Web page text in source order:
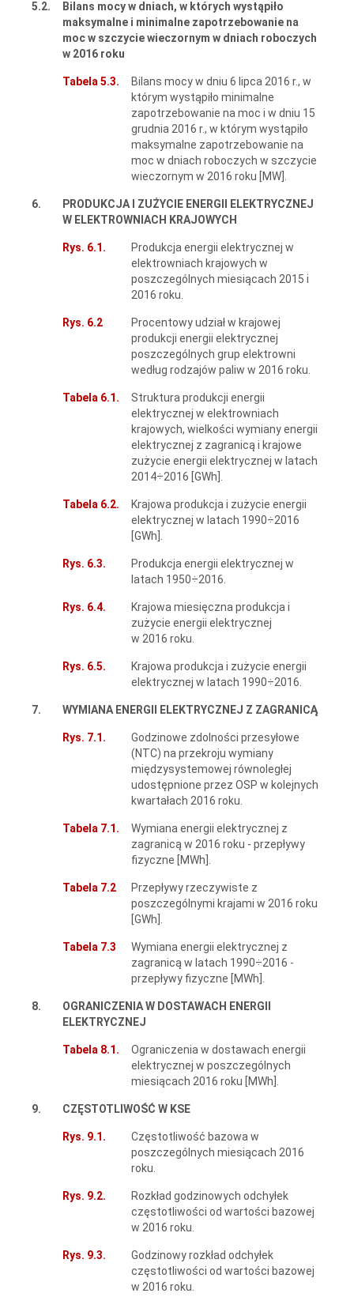
5.2.
Bilans mocy w dniach, w których wystąpiło
maksymalne i minimalne zapotrzebowanie na
moc w szczycie wieczornym w dniach roboczych
w 2016 roku
Tabela 5.3.
Bilans mocy w dniu 6 lipca 2016 r., w
którym wystąpiło minimalne
zapotrzebowanie na moc i w dniu 15
grudnia 2016 r., w którym wystąpiło
maksymalne zapotrzebowanie na
moc w dniach roboczych w szczycie
wieczornym w 2016 roku [MW].
6.
PRODUKCJA I ZUŻYCIE ENERGII ELEKTRYCZNEJ
W ELEKTROWNIACH KRAJOWYCH
Rys. 6.1.
Produkcja energii elektrycznej w
elektrowniach krajowych w
poszczególnych miesiącach 2015 i
2016 roku.
Rys. 6.2
Procentowy udział w krajowej
produkcji energii elektrycznej
poszczególnych grup elektrowni
według rodzajów paliw w 2016 roku.
Tabela 6.1.
Struktura produkcji energii
elektrycznej w elektrowniach
krajowych, wielkości wymiany energii
elektrycznej z zagranicą i krajowe
zużycie energii elektrycznej w latach
2014÷2016 [GWh].
Tabela 6.2.
Krajowa produkcja i zużycie energii
elektrycznej w latach 1990÷2016
[GWh].
Rys. 6.3.
Produkcja energii elektrycznej w
latach 1950÷2016.
Rys. 6.4.
Krajowa miesięczna produkcja i
zużycie energii elektrycznej
w 2016 roku.
Rys. 6.5.
Krajowa produkcja i zużycie energii
elektrycznej w latach 1990÷2016.
7. WYMIANA ENERGII ELEKTRYCZNEJ Z ZAGRANICĄ
Rys. 7.1.
Godzinowe zdolności przesyłowe
(NTC) na przekroju wymiany
międzysystemowej równoległej
udostępnione przez OSP w kolejnych
kwartałach 2016 roku.
Tabela 7.1.
Wymiana energii elektrycznej z
zagranicą w 2016 roku - przepływy
fizyczne [MWh].
Tabela 7.2
Przepływy rzeczywiste z
poszczególnymi krajami w 2016 roku
[GWh].
Tabela 7.3
Wymiana energii elektrycznej z
zagranicą w latach 1990÷2016 -
przepływy fizyczne [MWh].
8.
OGRANICZENIA W DOSTAWACH ENERGII
ELEKTRYCZNEJ
Tabela 8.1.
Ograniczenia w dostawach energii
elektrycznej w poszczególnych
miesiącach 2016 roku [MWh].
9. CZĘSTOTLIWOŚĆ W KSE
Rys. 9.1.
Częstotliwość bazowa w
poszczególnych miesiącach 2016
roku.
Rys. 9.2.
Rozkład godzinowych odchyłek
częstotliwości od wartości bazowej
w 2016 roku.
Rys. 9.3.
Godzinowy rozkład odchyłek
częstotliwości od wartości bazowej
w 2016 roku.